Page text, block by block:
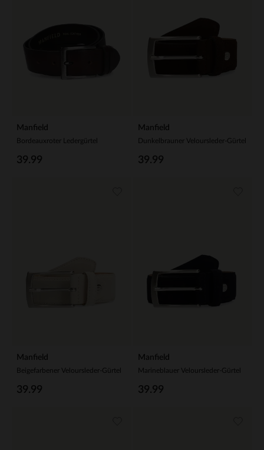
Manfield
Bordeauxroter Ledergürtel
39.99
Manfield
Dunkelbrauner Veloursleder-Gürtel
39.99
Manfield
Beigefarbener Veloursleder-Gürtel
39.99
Manfield
Marineblauer Veloursleder-Gürtel
39.99